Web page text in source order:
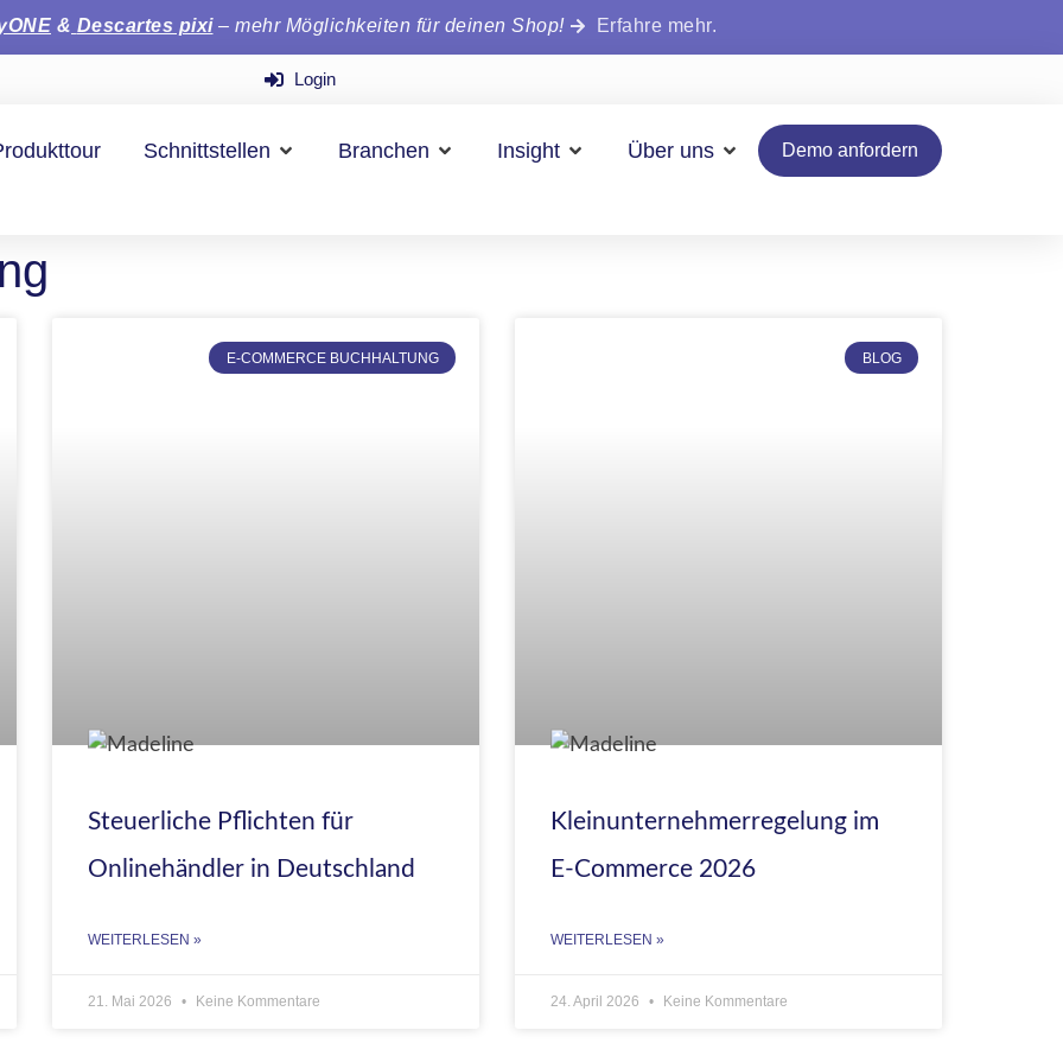
& Descartes pixi– mehr Möglichkeiten für deinen Shop! Erfahre mehr.
Login
Schnittstellen Branchen Insight Über uns Demo anfordern
E-COMMERCE BUCHHALTUNG
Steuerliche Pflichten für
Onlinehändler in Deutschland
WEITERLESEN »
21. Mai 2026 Keine Kommentare
BLOG
Kleinunternehmerregelung im
E-Commerce 2026
WEITERLESEN »
24. April 2026 Keine Kommentare